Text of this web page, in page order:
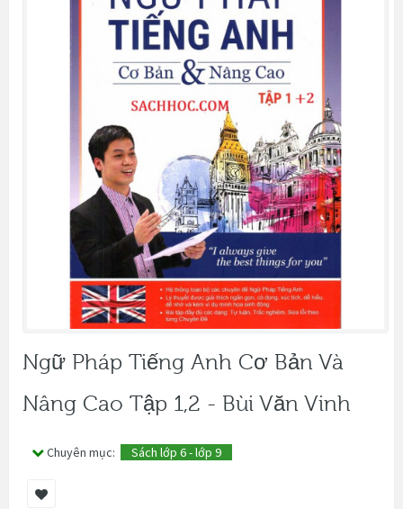
Ngữ Pháp Tiếng Anh Cơ Bản Và
Nâng Cao Tập 1,2 - Bùi Văn Vinh
Chuyên mục: Sách lớp 6 - lớp 9